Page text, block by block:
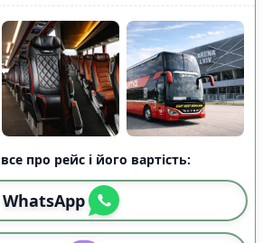
про рейс і його вартість:
WhatsApp